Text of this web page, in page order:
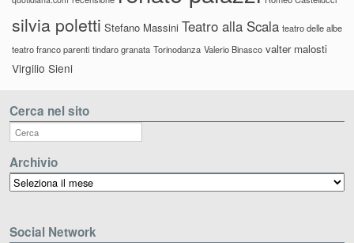
silvia poletti Stefano Massini Teatro alla Scala teatro delle albe
teatro franco parenti tindaro granata Torinodanza Valerio Binasco valter malosti
Virgilio Sieni
Cerca nel sito
Archivio
Archivio
Social Network